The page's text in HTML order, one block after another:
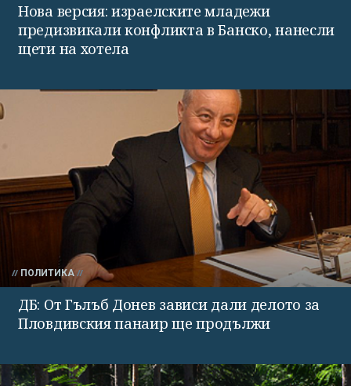
Нова версия: израелските младежи
предизвикали конфликта в Банско, нанесли
щети на хотела
ПОЛИТИКА
ДБ: От Гълъб Донев зависи дали делото за
Пловдивския панаир ще продължи